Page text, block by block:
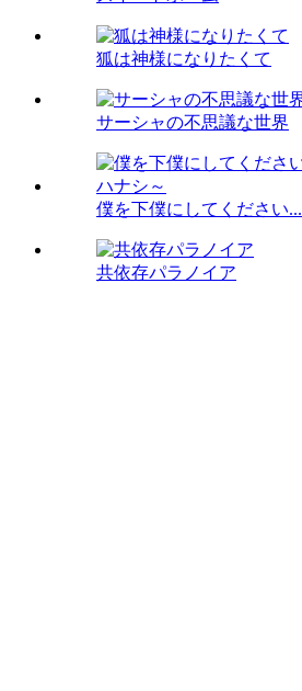
狐は神様になりたくて
サーシャの不思議な世界
僕を下僕にしてください...
共依存パラノイア